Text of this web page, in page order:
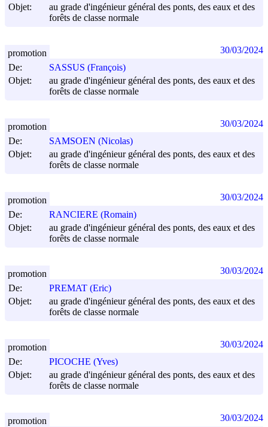
Objet:
au grade d'ingénieur général des ponts, des eaux et des
forêts de classe normale
De:
SASSUS (François)
Objet:
au grade d'ingénieur général des ponts, des eaux et des
forêts de classe normale
promotion 30/03/2024
De:
SAMSOEN (Nicolas)
Objet:
au grade d'ingénieur général des ponts, des eaux et des
forêts de classe normale
promotion 30/03/2024
De:
RANCIERE (Romain)
Objet:
au grade d'ingénieur général des ponts, des eaux et des
forêts de classe normale
promotion 30/03/2024
De:
PREMAT (Eric)
Objet:
au grade d'ingénieur général des ponts, des eaux et des
forêts de classe normale
promotion 30/03/2024
De:
PICOCHE (Yves)
Objet:
au grade d'ingénieur général des ponts, des eaux et des
forêts de classe normale
promotion 30/03/2024
promotion 30/03/2024